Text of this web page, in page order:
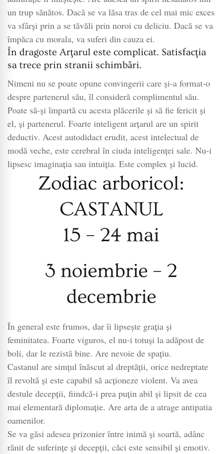
un trup sănătos. Dacă se va lăsa tras de cel mai mic exces
va sfârşi prin a se tăvăli prin noroi cu deliciu. Dacă se va
împăca cu morala, va suferi din cauza ei.
În dragoste Arţarul este complicat. Satisfacţia
sa trece prin stranii schimbări.
Nimeni nu se poate opune convingerii care şi-a format-o
despre partenerul său, îl consideră complimentul său.
Poate să-şi împartă cu acesta plăcerile şi să fie fericit şi
el, şi partenerul. Foarte inteligent arţarul are un spirit
deductiv. Acest autodidact erudit, acest intelectual de
modă veche, este cerebral în ciuda inteligenţei sale. Nu-i
lipsesc imaginaţia sau intuiţia. Este complex şi lucid.
Zodiac arboricol:
CASTANUL
15 – 24 mai
3 noiembrie – 2
decembrie
În general este frumos, dar îi lipseşte graţia şi
feminitatea. Foarte viguros, el nu-i totuşi la adăpost de
boli, dar le rezistă bine. Are nevoie de spaţiu.
Castanul are simţul înăscut al dreptăţii, orice nedreptate
îl revoltă şi este capabil să acţioneze violent. Va avea
destule decepţii, fiindcă-i prea puţin abil şi lipsit de cea
mai elementară diplomaţie. Are arta de a atrage antipatia
oamenilor.
Se va găsi adesea prizonier între inimă şi soartă, adânc
rănit de suferinţe şi decepţii, căci este sensibil şi emotiv.